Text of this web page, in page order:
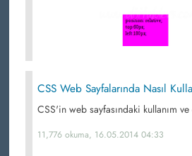
CSS Web Sayfalarında Nasıl
CSS'in web sayfasındaki kullanım
11,776 okuma, 16.05.2014 04:33